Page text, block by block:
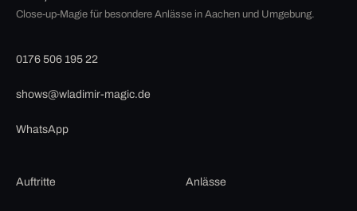
Close-up-Magie für besondere Anlässe in Aachen und Umgebung.
0176 506 195 22
shows@wladimir-magic.de
WhatsApp
Auftritte Anlässe